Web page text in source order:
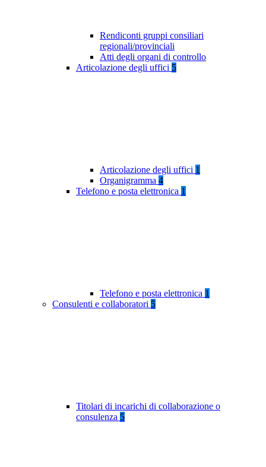
Rendiconti gruppi consiliari
regionali/provinciali
Atti degli organi di controllo
Articolazione degli uffici 5
Articolazione degli uffici 1
Organigramma 4
Telefono e posta elettronica 1
Telefono e posta elettronica 1
Consulenti e collaboratori 5
Titolari di incarichi di collaborazione o
consulenza 5